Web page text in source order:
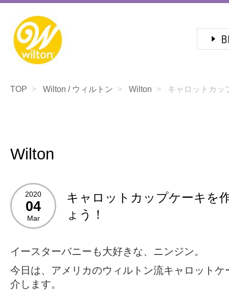
TOP Wilton / ウィルトン Wilton キャロットカッ
Wilton
2020
04
Mar
キャロットカップケーキを
ょう！
イースターバニーも大好きな、ニンジン。
今日は、アメリカのウィルトン流キャロットケ
介します。